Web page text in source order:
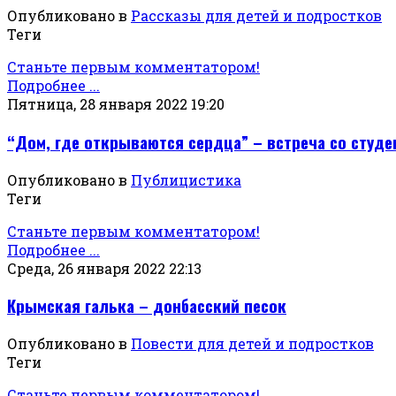
Опубликовано в Рассказы для детей и подростков
Теги
Станьте первым комментатором!
Подробнее ...
Пятница, 28 января 2022 19:20
“Дом, где открываются сердца” – встреча со
Опубликовано в Публицистика
Теги
Станьте первым комментатором!
Подробнее ...
Среда, 26 января 2022 22:13
Крымская галька – донбасский песок
Опубликовано в Повести для детей и подростков
Теги